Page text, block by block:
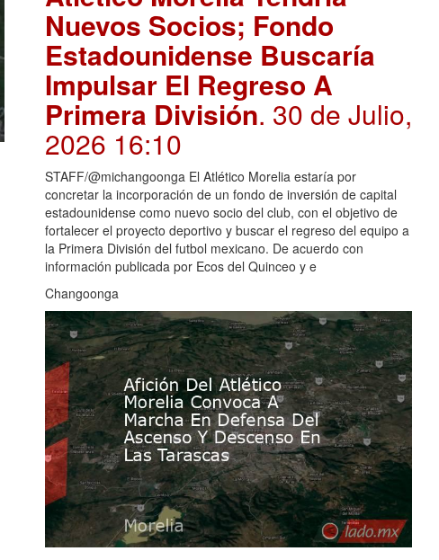
Nuevos Socios; Fondo
Estadounidense Buscaría
Impulsar El Regreso A
Primera División. 30 de Julio,
2026 16:10
STAFF/@michangoonga El Atlético Morelia estaría por
concretar la incorporación de un fondo de inversión de capital
estadounidense como nuevo socio del club, con el objetivo de
fortalecer el proyecto deportivo y buscar el regreso del equipo a
la Primera División del futbol mexicano. De acuerdo con
información publicada por Ecos del Quinceo y e
Changoonga